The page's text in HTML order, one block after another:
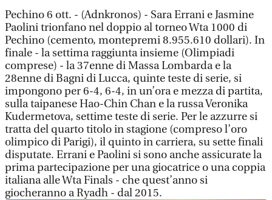
Pechino 6 ott. - (Adnkronos) - Sara Errani e Jasmine
Paolini trionfano nel doppio al torneo Wta 1000 di
Pechino (cemento, montepremi 8.955.610 dollari). In
finale - la settima raggiunta insieme (Olimpiadi
comprese) - la 37enne di Massa Lombarda e la
28enne di Bagni di Lucca, quinte teste di serie, si
impongono per 6-4, 6-4, in un’ora e mezza di partita,
sulla taipanese Hao-Chin Chan e la russa Veronika
Kudermetova, settime teste di serie. Per le azzurre si
tratta del quarto titolo in stagione (compreso l’oro
olimpico di Parigi), il quinto in carriera, su sette finali
disputate. Errani e Paolini si sono anche assicurate la
prima partecipazione per una giocatrice o una coppia
italiana alle Wta Finals - che quest’anno si
giocheranno a Ryadh - dal 2015.